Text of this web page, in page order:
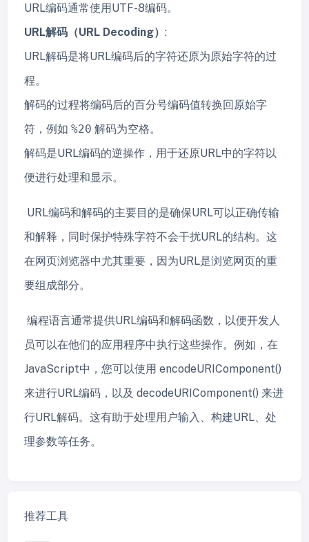
URL编码通常使用UTF-8编码。
URL解码（URL Decoding）:
URL解码是将URL编码后的字符还原为原始字符的过
程。
解码的过程将编码后的百分号编码值转换回原始字
符，例如%20 解码为空格。
解码是URL编码的逆操作，用于还原URL中的字符以
便进行处理和显示。
URL编码和解码的主要目的是确保URL可以正确传输
和解释，同时保护特殊字符不会干扰URL的结构。这
在网页浏览器中尤其重要，因为URL是浏览网页的重
要组成部分。
编程语言通常提供URL编码和解码函数，以便开发人
员可以在他们的应用程序中执行这些操作。例如，在
JavaScript中，您可以使用 encodeURIComponent()
来进行URL编码，以及 decodeURIComponent() 来进
行URL解码。这有助于处理用户输入、构建URL、处
理参数等任务。
推荐工具